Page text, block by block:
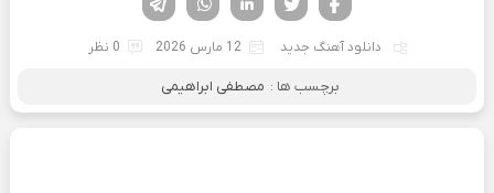
دانلود آهنگ جدید 12 مارس 2026 0 نظر
برچسب ها : مصطفی ابراهیمی